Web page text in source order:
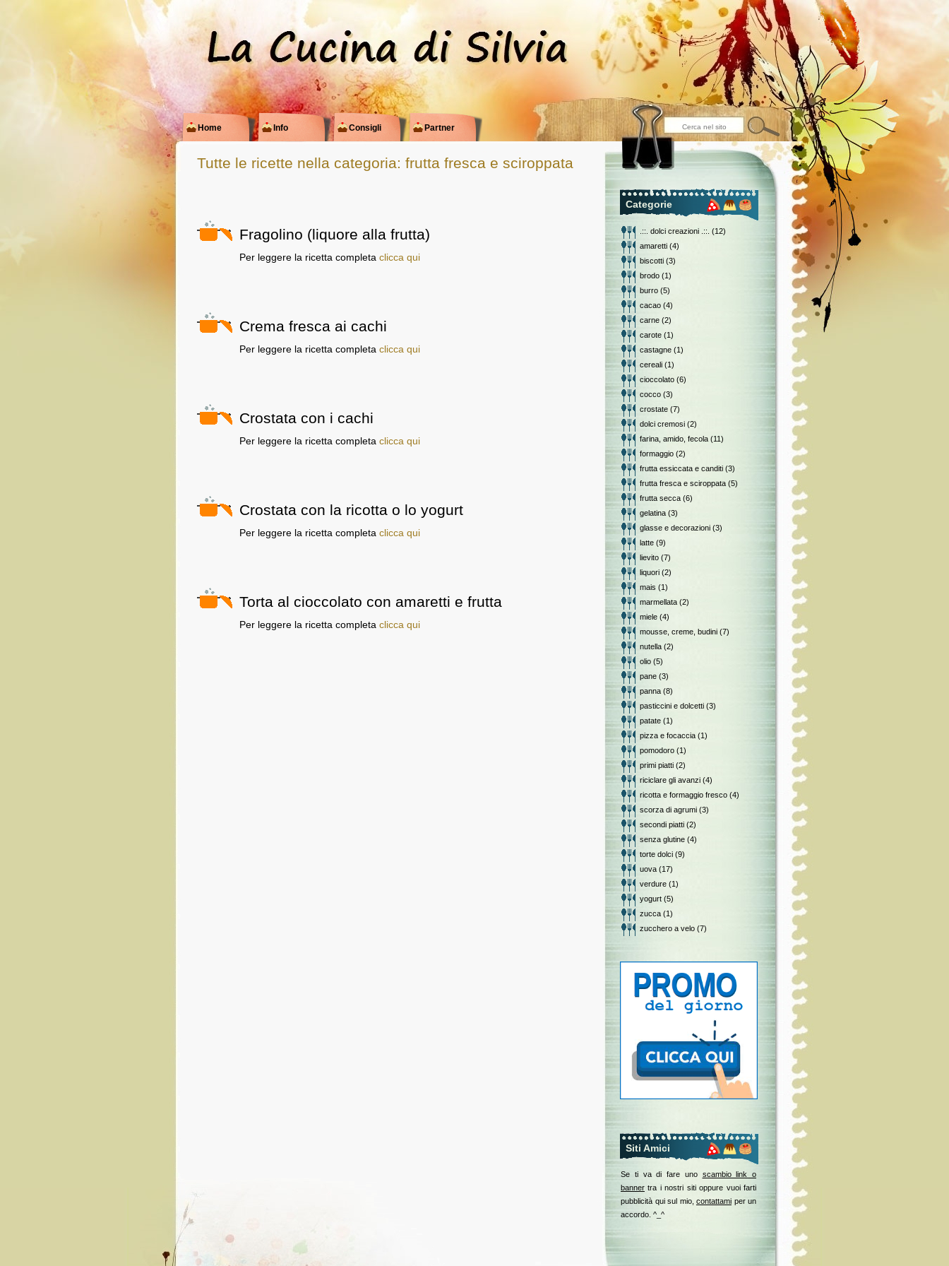
Home Info Consigli Partner
Tutte le ricette nella categoria: frutta fresca e sciroppata
Fragolino (liquore alla frutta)
Per leggere la ricetta completa clicca qui
Crema fresca ai cachi
Per leggere la ricetta completa clicca qui
Crostata con i cachi
Per leggere la ricetta completa clicca qui
Crostata con la ricotta o lo yogurt
Per leggere la ricetta completa clicca qui
Torta al cioccolato con amaretti e frutta
Per leggere la ricetta completa clicca qui
Categorie
.::. dolci creazioni .::. (12)
amaretti (4)
biscotti (3)
brodo (1)
burro (5)
cacao (4)
carne (2)
carote (1)
castagne (1)
cereali (1)
cioccolato (6)
cocco (3)
crostate (7)
dolci cremosi (2)
farina, amido, fecola (11)
formaggio (2)
frutta essiccata e canditi (3)
frutta fresca e sciroppata (5)
frutta secca (6)
gelatina (3)
glasse e decorazioni (3)
latte (9)
lievito (7)
liquori (2)
mais (1)
marmellata (2)
miele (4)
mousse, creme, budini (7)
nutella (2)
olio (5)
pane (3)
panna (8)
pasticcini e dolcetti (3)
patate (1)
pizza e focaccia (1)
pomodoro (1)
primi piatti (2)
riciclare gli avanzi (4)
ricotta e formaggio fresco (4)
scorza di agrumi (3)
secondi piatti (2)
senza glutine (4)
torte dolci (9)
uova (17)
verdure (1)
yogurt (5)
zucca (1)
zucchero a velo (7)
Siti Amici
Se ti va di fare uno scambio link o
banner tra i nostri siti oppure vuoi farti
pubblicità qui sul mio, contattami per un
accordo. ^_^